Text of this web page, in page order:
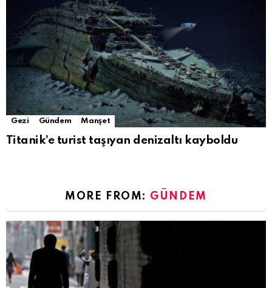
Gezi Gündem Manşet
Titanik’e turist taşıyan denizaltı kayboldu
MORE FROM: GÜNDEM